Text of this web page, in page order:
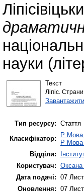
науки
Текст
Ліпіс.
Тип ресурсу: Стаття
Класифікатор:
P Мова
P Мова
Відділи:
Користувач: Оксана
Дата подачі: 07
Оновлення: 07